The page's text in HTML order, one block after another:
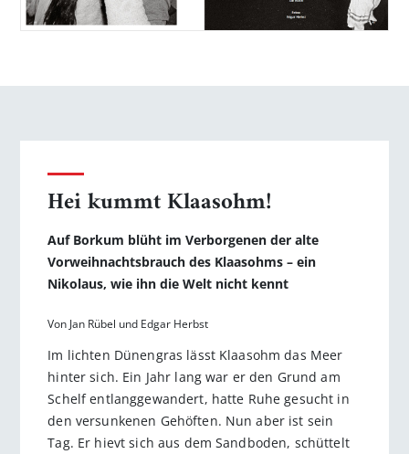
Hei kummt Klaasohm!
Auf Borkum blüht im Verborgenen der alte
Vorweihnachtsbrauch des Klaasohms – ein
Nikolaus, wie ihn die Welt nicht kennt
Von Jan Rübel und Edgar Herbst
Im lichten Dünengras lässt Klaasohm das Meer
hinter sich. Ein Jahr lang war er den Grund am
Schelf entlanggewandert, hatte Ruhe gesucht in
den versunkenen Gehöften. Nun aber ist sein
Tag. Er hievt sich aus dem Sandboden, schüttelt